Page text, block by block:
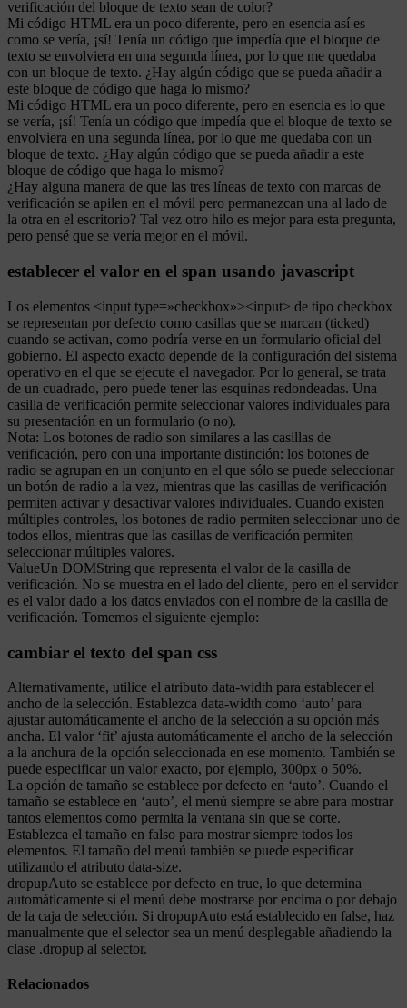
verificación del bloque de texto sean de color?
Mi código HTML era un poco diferente, pero en esencia así es
como se vería, ¡sí! Tenía un código que impedía que el bloque de
texto se envolviera en una segunda línea, por lo que me quedaba
con un bloque de texto. ¿Hay algún código que se pueda añadir a
este bloque de código que haga lo mismo?
Mi código HTML era un poco diferente, pero en esencia es lo que
se vería, ¡sí! Tenía un código que impedía que el bloque de texto se
envolviera en una segunda línea, por lo que me quedaba con un
bloque de texto. ¿Hay algún código que se pueda añadir a este
bloque de código que haga lo mismo?
¿Hay alguna manera de que las tres líneas de texto con marcas de
verificación se apilen en el móvil pero permanezcan una al lado de
la otra en el escritorio? Tal vez otro hilo es mejor para esta pregunta,
pero pensé que se vería mejor en el móvil.
establecer el valor en el span usando javascript
Los elementos <input type=»checkbox»><input> de tipo checkbox
se representan por defecto como casillas que se marcan (ticked)
cuando se activan, como podría verse en un formulario oficial del
gobierno. El aspecto exacto depende de la configuración del sistema
operativo en el que se ejecute el navegador. Por lo general, se trata
de un cuadrado, pero puede tener las esquinas redondeadas. Una
casilla de verificación permite seleccionar valores individuales para
su presentación en un formulario (o no).
Nota: Los botones de radio son similares a las casillas de
verificación, pero con una importante distinción: los botones de
radio se agrupan en un conjunto en el que sólo se puede seleccionar
un botón de radio a la vez, mientras que las casillas de verificación
permiten activar y desactivar valores individuales. Cuando existen
múltiples controles, los botones de radio permiten seleccionar uno de
todos ellos, mientras que las casillas de verificación permiten
seleccionar múltiples valores.
ValueUn DOMString que representa el valor de la casilla de
verificación. No se muestra en el lado del cliente, pero en el servidor
es el valor dado a los datos enviados con el nombre de la casilla de
verificación. Tomemos el siguiente ejemplo:
cambiar el texto del span css
Alternativamente, utilice el atributo data-width para establecer el
ancho de la selección. Establezca data-width como ‘auto’ para
ajustar automáticamente el ancho de la selección a su opción más
ancha. El valor ‘fit’ ajusta automáticamente el ancho de la selección
a la anchura de la opción seleccionada en ese momento. También se
puede especificar un valor exacto, por ejemplo, 300px o 50%.
La opción de tamaño se establece por defecto en ‘auto’. Cuando el
tamaño se establece en ‘auto’, el menú siempre se abre para mostrar
tantos elementos como permita la ventana sin que se corte.
Establezca el tamaño en falso para mostrar siempre todos los
elementos. El tamaño del menú también se puede especificar
utilizando el atributo data-size.
dropupAuto se establece por defecto en true, lo que determina
automáticamente si el menú debe mostrarse por encima o por debajo
de la caja de selección. Si dropupAuto está establecido en false, haz
manualmente que el selector sea un menú desplegable añadiendo la
clase .dropup al selector.
Relacionados